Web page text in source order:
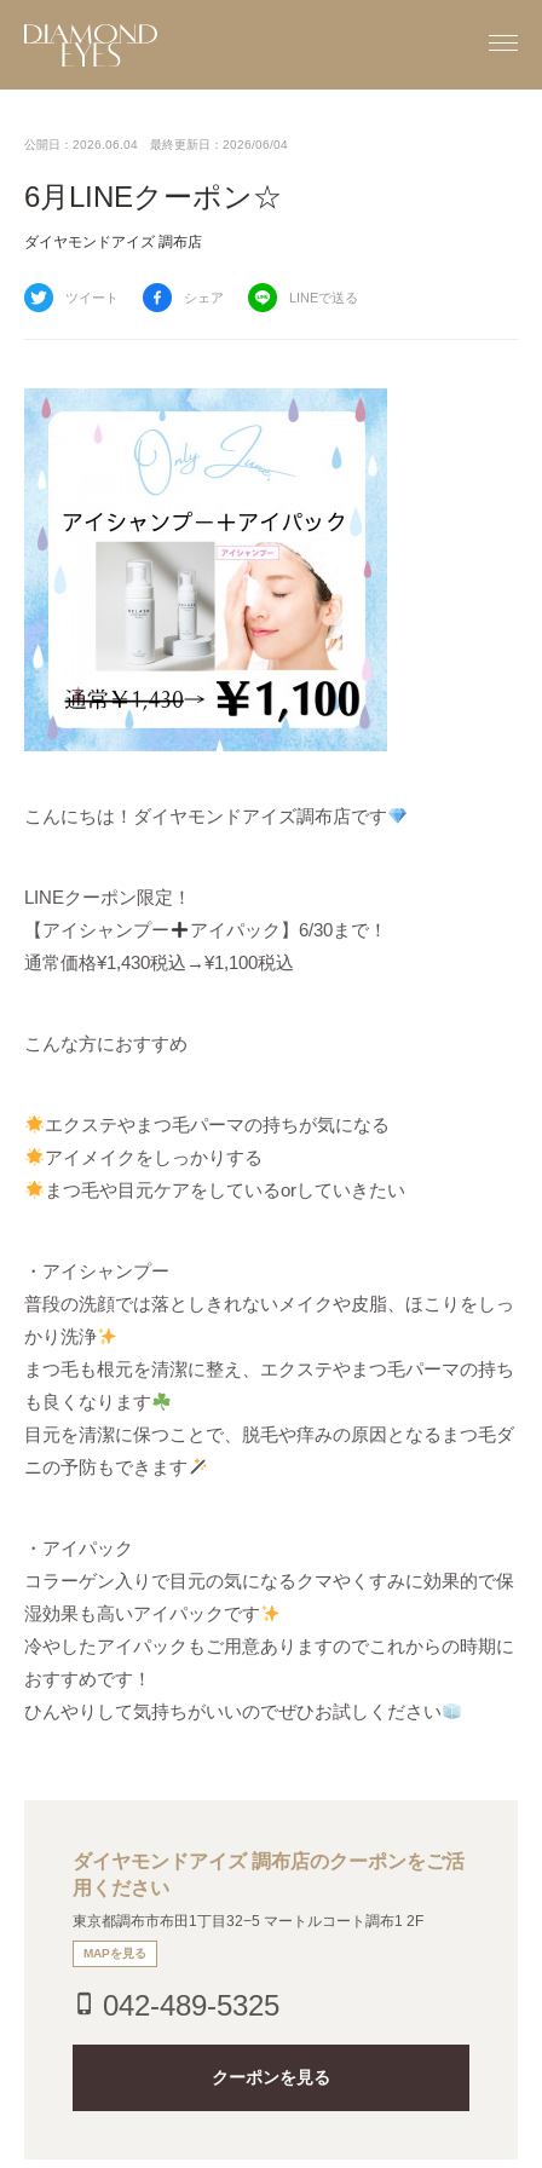
公開日：2026.06.04 最終更新日：2026/06/04
6月LINEクーポン☆
ダイヤモンドアイズ 調布店
ツイート シェア LINEで送る
こんにちは！ダイヤモンドアイズ調布店です
LINEクーポン限定！
【アイシャンプー
アイパック】6/30まで！
通常価格¥1,430税込→¥1,100税込
こんな方におすすめ
エクステやまつ毛パーマの持ちが気になる
アイメイクをしっかりする
まつ毛や目元ケアをしているorしていきたい
・アイシャンプー
普段の洗顔では落としきれないメイクや皮脂、ほこりをしっ
かり洗浄
まつ毛も根元を清潔に整え、エクステやまつ毛パーマの持ち
も良くなります
目元を清潔に保つことで、脱毛や痒みの原因となるまつ毛ダ
ニの予防もできます
・アイパック
コラーゲン入りで目元の気になるクマやくすみに効果的で保
湿効果も高いアイパックです
冷やしたアイパックもご用意ありますのでこれからの時期に
おすすめです！
ひんやりして気持ちがいいのでぜひお試しください
ダイヤモンドアイズ 調布店のクーポンをご活
用ください
東京都調布市布田1丁目32−5 マートルコート調布1 2F
MAPを見る
phone_iphone 042-489-5325
クーポンを見る